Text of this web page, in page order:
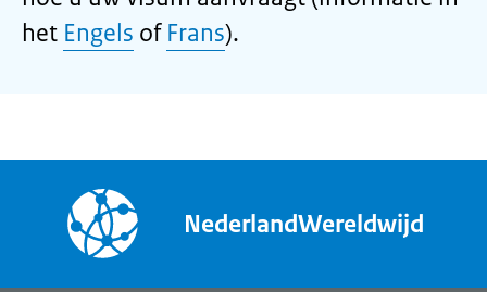
het Engels of Frans).
NederlandWereldwijd